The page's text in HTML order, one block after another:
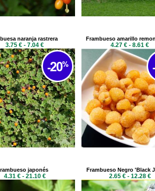
naranja rastrera
3.75 € - 7.04 €
Frambueso amarillo
4.27 € - 8.61 €
japonés
4.31 € - 21.10 €
Frambueso Negro 'Black
2.65 € - 12.28 €